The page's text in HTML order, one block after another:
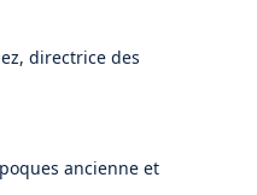
directrice des
ancienne et